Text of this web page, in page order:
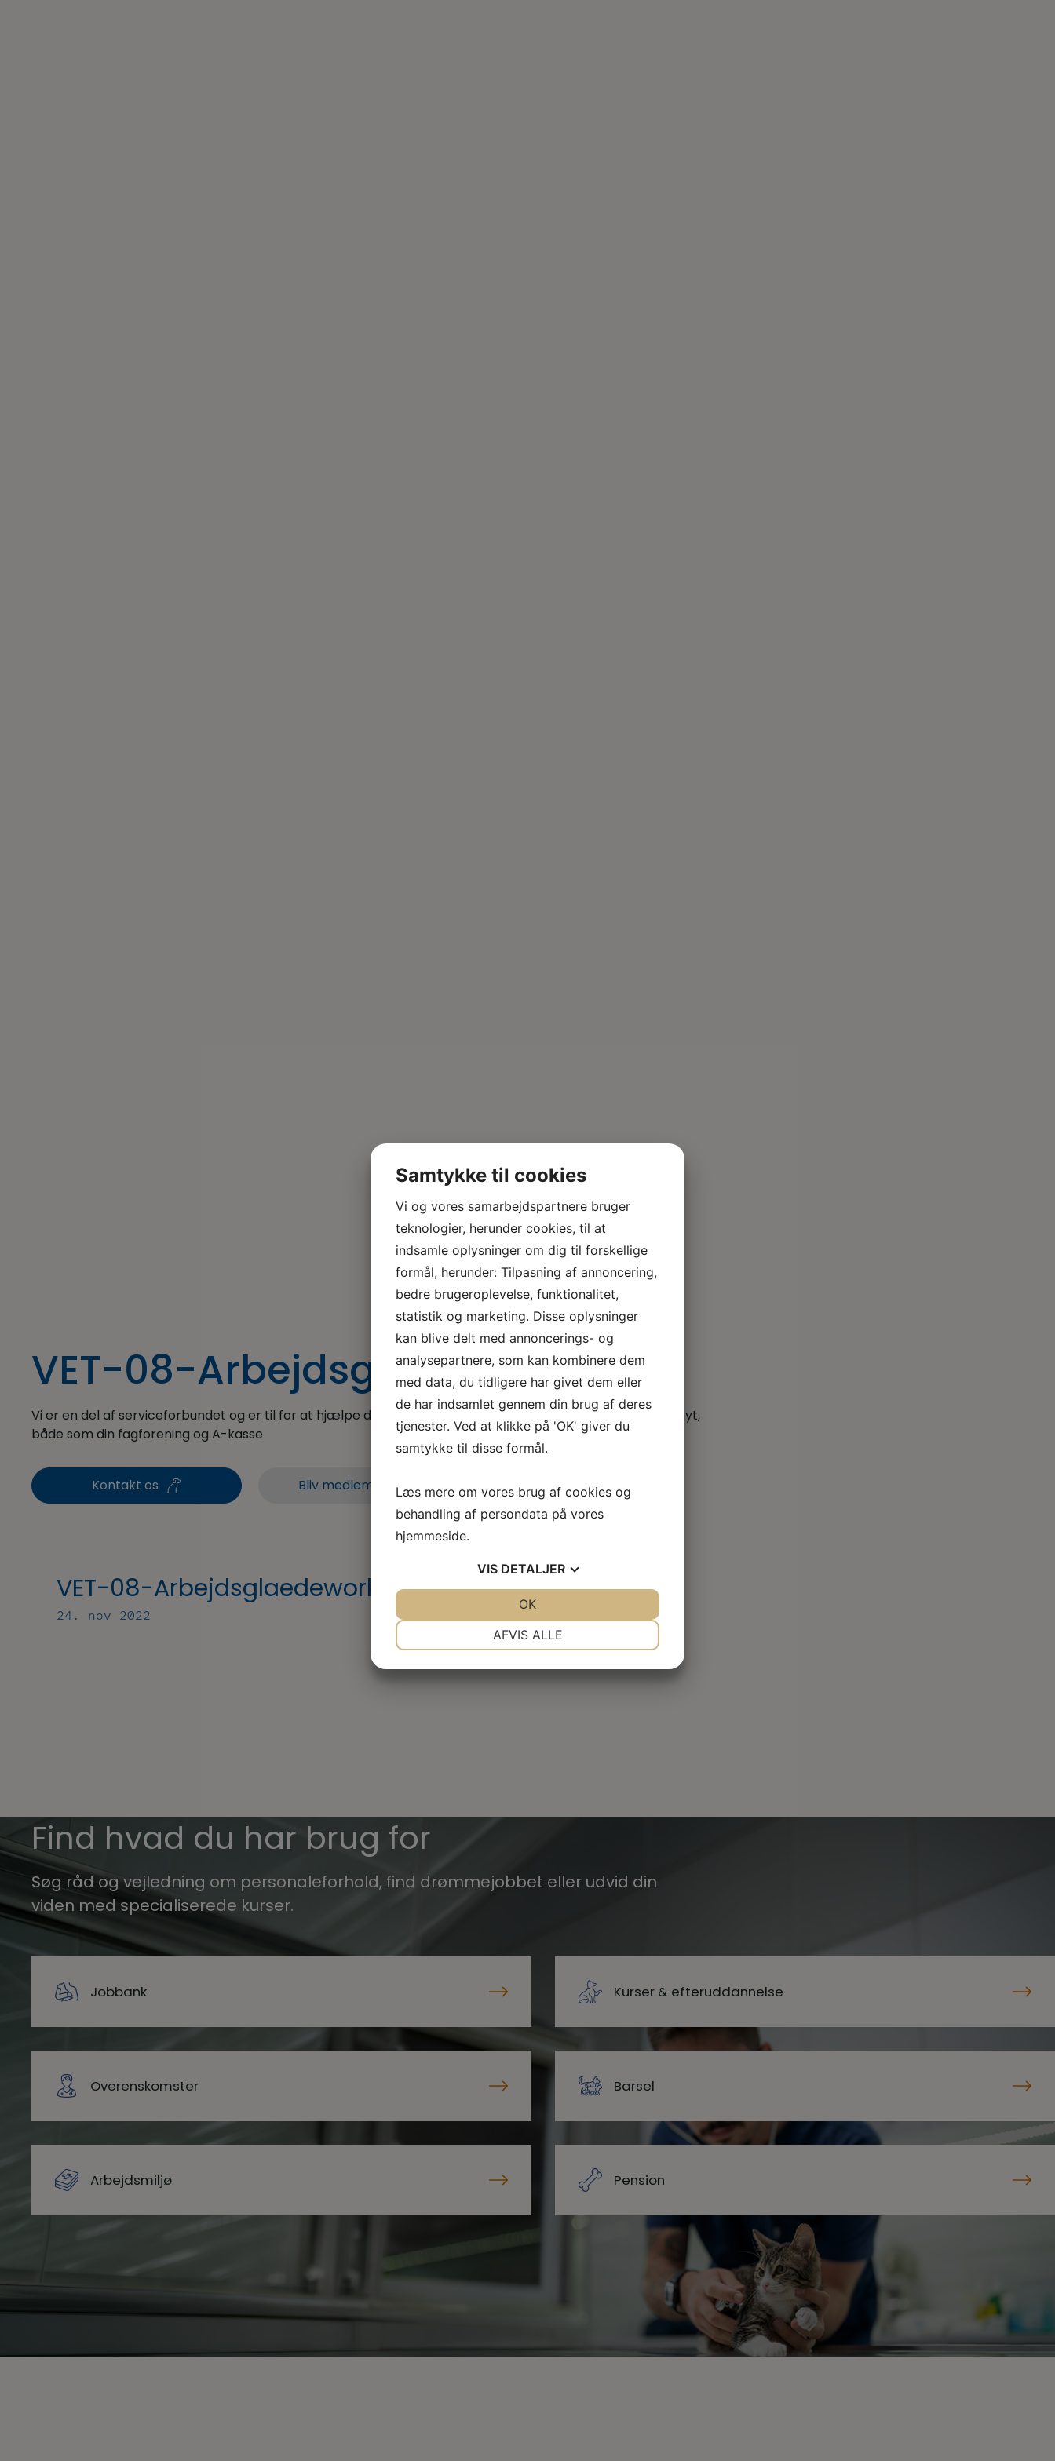
VET-08-Arbejdsglaedeworkshop
Vi er en del af serviceforbundet og er til for at hjælpe dig når du er i tvivl, skal skal godt videre eller søger nyt,
både som din fagforening og A-kasse
Kontakt os Bliv medlem i dag
VET-08-Arbejdsglaedeworkshop
24. nov 2022
Find hvad du har brug for
Søg råd og vejledning om personaleforhold, find drømmejobbet eller udvid din
viden med specialiserede kurser.
Jobbank Kurser & efteruddannelse
Overenskomster Barsel
Arbejdsmiljø Pension
Samtykke til cookies
Vi og vores samarbejdspartnere bruger
teknologier, herunder cookies, til at
indsamle oplysninger om dig til forskellige
formål, herunder: Tilpasning af annoncering,
bedre brugeroplevelse, funktionalitet,
statistik og marketing. Disse oplysninger
kan blive delt med annoncerings- og
analysepartnere, som kan kombinere dem
med data, du tidligere har givet dem eller
de har indsamlet gennem din brug af deres
tjenester. Ved at klikke på 'OK' giver du
samtykke til disse formål.
Læs mere om vores brug af cookies og
behandling af persondata på vores
hjemmeside.
VIS DETALJER
AFVIS ALLE
OK